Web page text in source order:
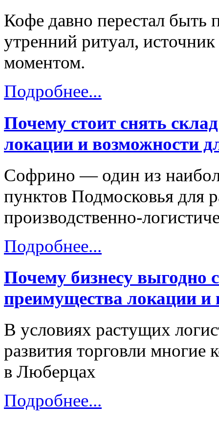
Кофе давно перестал
утренний ритуал,
моментом.
Подробнее...
Почему стоит снять
локации и возможности
Софрино — один из
пунктов Подмосковья для
производственно-
Подробнее...
Почему бизнесу выгодно
преимущества локации
В условиях растущих
развития торговли многие
в Люберцах
Подробнее...